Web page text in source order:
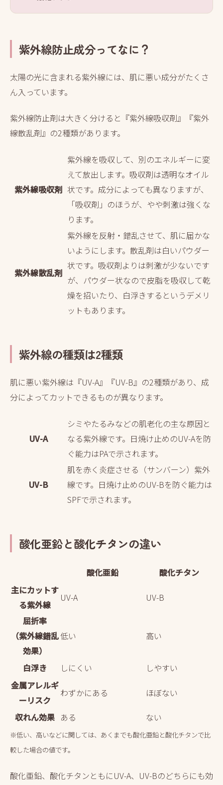
紫外線防止成分ってなに？
太陽の光に含まれる紫外線には、肌に悪い成分がたくさ
ん入っています。
紫外線防止剤は大きく分けると『紫外線吸収剤』『紫外
線散乱剤』の2種類があります。
紫外線吸収剤
紫外線を吸収して、別のエネルギーに変
えて放出します。吸収剤は透明なオイル
状です。成分によっても異なりますが、
「吸収剤」のほうが、やや刺激は強くな
ります。
紫外線散乱剤
紫外線を反射・錯乱させて、肌に届かな
いようにします。散乱剤は白いパウダー
状です。吸収剤よりは刺激が少ないです
が、パウダー状なので皮脂を吸収して乾
燥を招いたり、白浮きするというデメリ
ットもあります。
紫外線の種類は2種類
肌に悪い紫外線は『UV-A』『UV-B』の2種類があり、成
分によってカットできるものが異なります。
UV-A
シミやたるみなどの肌老化の主な原因と
なる紫外線です。日焼け止めのUV-Aを防
ぐ能力はPAで示されます。
UV-B
肌を赤く炎症させる（サンバーン）紫外
線です。日焼け止めのUV-Bを防ぐ能力は
SPFで示されます。
酸化亜鉛と酸化チタンの違い
酸化亜鉛
酸化チタン
主にカットす
る紫外線
UV-A
UV-B
屈折率
（紫外線錯乱
効果）
低い 高い
白浮き しにくい
しやすい
金属アレルギ
ーリスク
わずかにある ほぼない
収れん効果 ある ない
※低い、高いなどに関しては、あくまでも酸化亜鉛と酸化チタンで比
較した場合の値です。
酸化亜鉛、酸化チタンともにUV-A、UV-Bのどちらにも効